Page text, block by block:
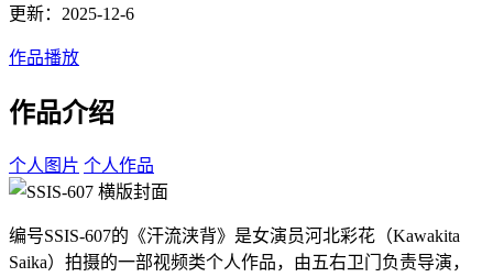
更新：2025-12-6
作品播放
作品介绍
个人图片 个人作品
编号SSIS-607的《汗流浃背》是女演员河北彩花（Kawakita
Saika）拍摄的一部视频类个人作品，由五右卫门负责导演，